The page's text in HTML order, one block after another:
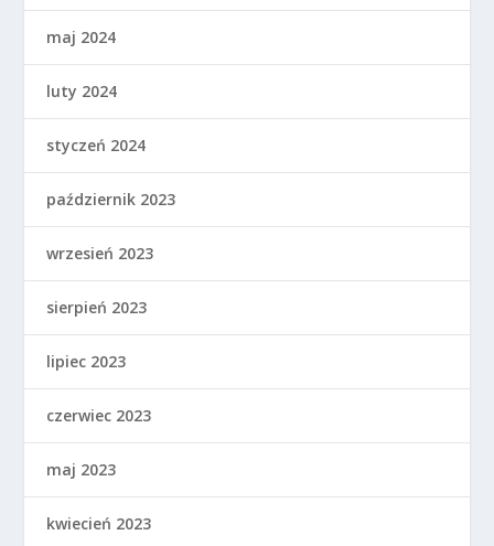
maj 2024
luty 2024
styczeń 2024
październik 2023
wrzesień 2023
sierpień 2023
lipiec 2023
czerwiec 2023
maj 2023
kwiecień 2023